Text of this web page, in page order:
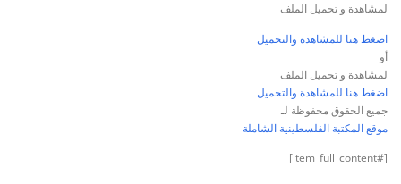
لمشاهدة و تحميل الملف
اضغط هنا للمشاهدة والتحميل
أو
لمشاهدة و تحميل الملف
اضغط هنا للمشاهدة والتحميل
جميع الحقوق محفوظة لـ
موقع المكتبة الفلسطينية الشاملة
[#item_full_content]